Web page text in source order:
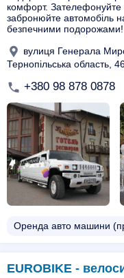
комфорт.
забронюйте автомобіль
безпечними
вулиця Генерала
Тернопільська область,
+380 98 878 0878
Оренда авто машини
EUROBIKE -